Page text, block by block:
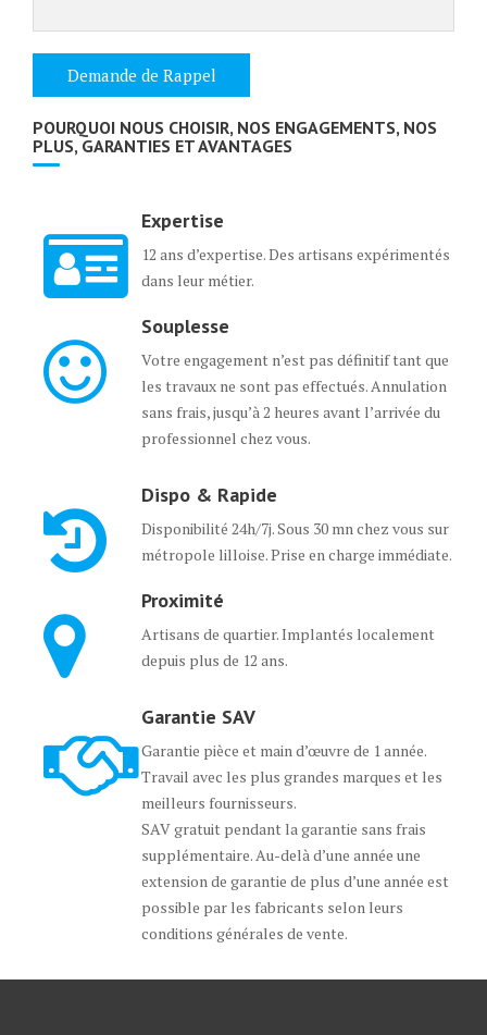
POURQUOI NOUS CHOISIR, NOS ENGAGEMENTS, NOS
PLUS, GARANTIES ET AVANTAGES
Expertise
12 ans d’expertise. Des artisans expérimentés
dans leur métier.
Souplesse
Votre engagement n’est pas définitif tant que
les travaux ne sont pas effectués. Annulation
sans frais, jusqu’à 2 heures avant l’arrivée du
professionnel chez vous.
Dispo & Rapide
Disponibilité 24h/7j. Sous 30 mn chez vous sur
métropole lilloise. Prise en charge immédiate.
Proximité
Artisans de quartier. Implantés localement
depuis plus de 12 ans.
Garantie SAV
Garantie pièce et main d’œuvre de 1 année.
Travail avec les plus grandes marques et les
meilleurs fournisseurs.
SAV gratuit pendant la garantie sans frais
supplémentaire. Au-delà d’une année une
extension de garantie de plus d’une année est
possible par les fabricants selon leurs
conditions générales de vente.